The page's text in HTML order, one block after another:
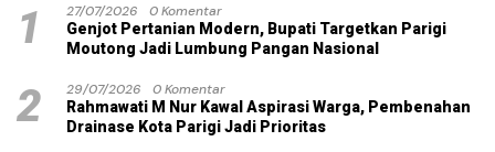
1 27/07/2026
0 Komentar
Genjot Pertanian Modern, Bupati Targetkan Parigi
Moutong Jadi Lumbung Pangan Nasional
2 29/07/2026
0 Komentar
Rahmawati M Nur Kawal Aspirasi Warga, Pembenahan
Drainase Kota Parigi Jadi Prioritas